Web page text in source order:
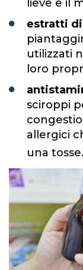
lieve e il
estratti
utilizzati
loro
sciroppi
allergici
una tosse.